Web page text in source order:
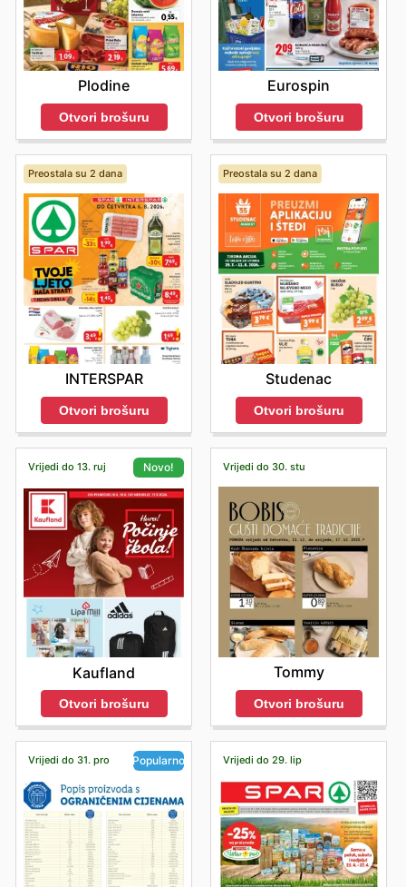
Plodine
Otvori brošuru
Eurospin
Otvori brošuru
Preostala su 2 dana
INTERSPAR
Otvori brošuru
Preostala su 2 dana
Studenac
Otvori brošuru
Vrijedi do 13. ruj Novo!
Kaufland
Otvori brošuru
Vrijedi do 30. stu
Tommy
Otvori brošuru
Vrijedi do 31. pro Popularno Vrijedi do 29. lip